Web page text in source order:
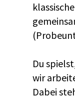
Du
wir
Dabei